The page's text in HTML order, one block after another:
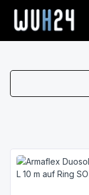
Zum Hauptinhalt